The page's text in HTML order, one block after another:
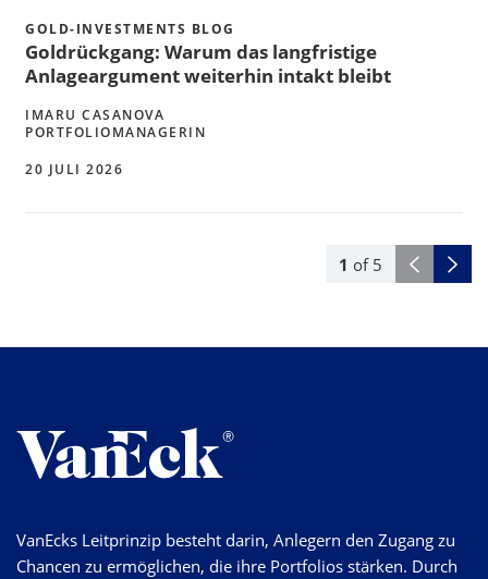
1 of 5
GOLD-INVESTMENTS BLOG
Goldrückgang: Warum das langfristige
Anlageargument weiterhin intakt bleibt
IMARU CASANOVA
PORTFOLIOMANAGERIN
20 JULI 2026
VanEcks Leitprinzip besteht darin, Anlegern den Zugang zu
Chancen zu ermöglichen, die ihre Portfolios stärken. Durch